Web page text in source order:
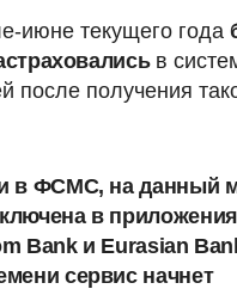
июне текущего года
в
после получения
в ФСМС, на данный
в
Bank и Eurasian
сервис начнет